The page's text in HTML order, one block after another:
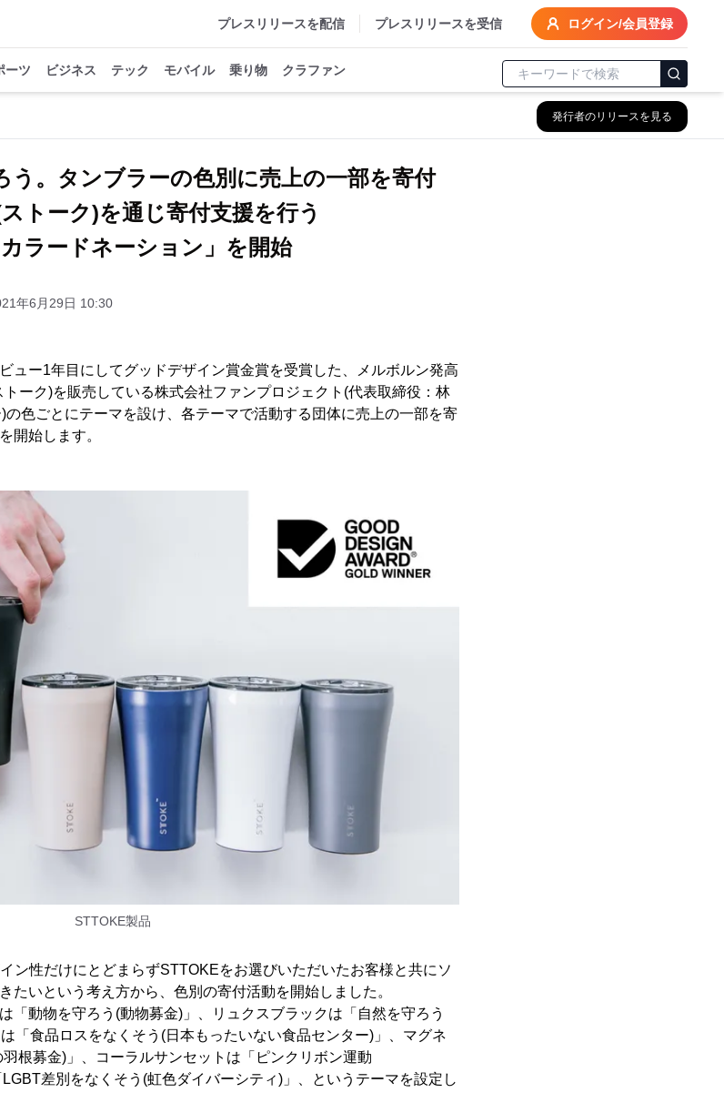
プレスリリースを配信 プレスリリースを受信 ログイン/会員登録
ーツ ビジネス テック モバイル 乗り物 クラファン
発行者のリリースを見る
う。タンブラーの色別に売上の一部を寄付
トーク)を通じ寄付支援を行う
カラードネーション」を開始
年6月29日 10:30
ュー1年目にしてグッドデザイン賞金賞を受賞した、メルボルン発高
ーク)を販売している株式会社ファンプロジェクト(代表取締役：林
色ごとにテーマを設け、各テーマで活動する団体に売上の一部を寄
開始します。
STTOKE製品
ン性だけにとどまらずSTTOKEをお選びいただいたお客様と共にソ
たいという考え方から、色別の寄付活動を開始しました。
「動物を守ろう(動物募金)」、リュクスブラックは「自然を守ろう
「食品ロスをなくそう(日本もったいない食品センター)」、マグネ
根募金)」、コーラルサンセットは「ピンクリボン運動
差別をなくそう(虹色ダイバーシティ)」、というテーマを設定し